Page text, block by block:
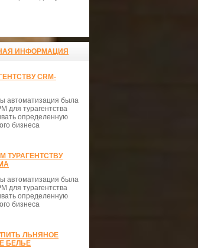
ИНФОРМАЦИЯ
CRM-
автоматизация была
для турагентства
определенную
бизнеса
ТУРАГЕНТСТВУ
автоматизация была
для турагентства
определенную
бизнеса
ЛЬНЯНОЕ
БЕЛЬЕ